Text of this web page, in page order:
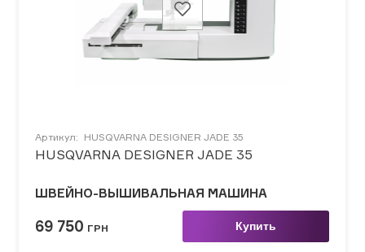
Артикул: HUSQVARNA DESIGNER JADE 35
HUSQVARNA DESIGNER JADE 35
ШВЕЙНО-ВЫШИВАЛЬНАЯ МАШИНА
69 750 ГРН Купить